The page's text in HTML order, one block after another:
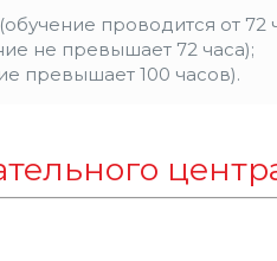
проводится от 72
не превышает 72 часа);
превышает 100 часов).